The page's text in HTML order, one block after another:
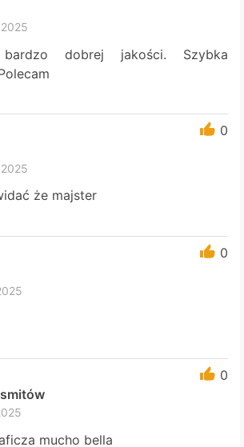
bardzo dobrej jakości. Szybka
0
że majster
0
0
mucho bella